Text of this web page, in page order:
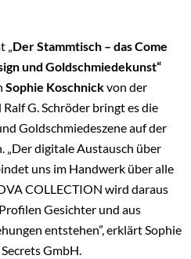
„Der Stammtisch – das Come
und Goldschmiedekunst“
Sophie Koschnickvon der
G. Schröder bringt es die
Goldschmiedeszene auf der
„Der digitale Austausch über
uns im Handwerk über alle
COLLECTION wird daraus
Gesichter und aus
entstehen”, erklärt Sophie
GmbH.